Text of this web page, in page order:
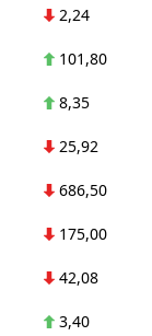
2,24
101,80
8,35
25,92
686,50
175,00
42,08
3,40